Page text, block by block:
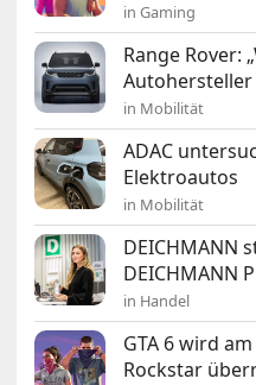
in Gaming
Range Rover:
Autohersteller
in Mobilität
ADAC
Elektroautos
in Mobilität
DEICHMANN
DEICHMANN
in Handel
GTA 6 wird
Rockstar